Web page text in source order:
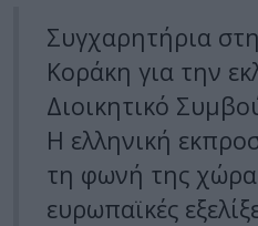
Συγχαρητήρια
Κοράκη για την
Διοικητικό
Η ελληνική
τη φωνή της
ευρωπαϊκές